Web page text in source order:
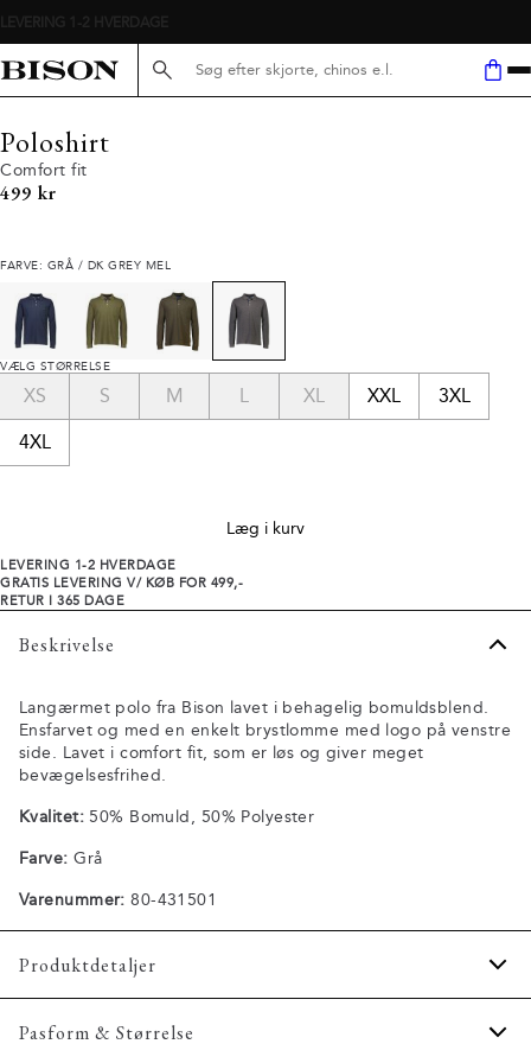
Søg her...
Poloshirt
Comfort fit
I alt (inkl. rabat)
499 kr
FARVE: GRÅ / DK GREY MEL
VÆLG STØRRELSE
XS S M L XL XXL 3XL
4XL
Læg i kurv
LEVERING 1-2 HVERDAGE
GRATIS LEVERING V/ KØB FOR 499,-
RETUR I 365 DAGE
Beskrivelse
Langærmet polo fra Bison lavet i behagelig bomuldsblend.
Ensfarvet og med en enkelt brystlomme med logo på venstre
side. Lavet i comfort fit, som er løs og giver meget
bevægelsesfrihed.
Kvalitet:50% Bomuld, 50% Polyester
Farve: Grå
Varenummer: 80-431501
Produktdetaljer
Lomme på venstre bryst.
Pasform & Størrelse